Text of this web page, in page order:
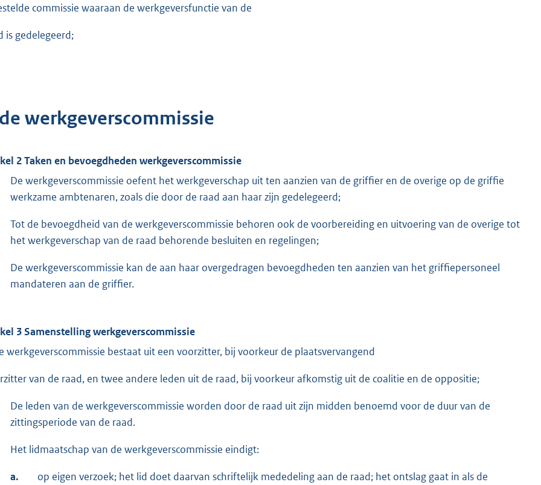
commissie waaraan de werkgeversfunctie van de
is gedelegeerd;
werkgeverscommissie
2 Taken en bevoegdheden werkgeverscommissie
De werkgeverscommissie oefent het werkgeverschap uit ten aanzien van de griffier en de overige op de griffie
werkzame ambtenaren, zoals die door de raad aan haar zijn gedelegeerd;
Tot de bevoegdheid van de werkgeverscommissie behoren ook de voorbereiding en uitvoering van de overige tot
het werkgeverschap van de raad behorende besluiten en regelingen;
De werkgeverscommissie kan de aan haar overgedragen bevoegdheden ten aanzien van het griffiepersoneel
mandateren aan de griffier.
3 Samenstelling werkgeverscommissie
werkgeverscommissie bestaat uit een voorzitter, bij voorkeur de plaatsvervangend
van de raad, en twee andere leden uit de raad, bij voorkeur afkomstig uit de coalitie en de oppositie;
De leden van de werkgeverscommissie worden door de raad uit zijn midden benoemd voor de duur van de
zittingsperiode van de raad.
Het lidmaatschap van de werkgeverscommissie eindigt:
a.
op eigen verzoek; het lid doet daarvan schriftelijk mededeling aan de raad; het ontslag gaat in als de